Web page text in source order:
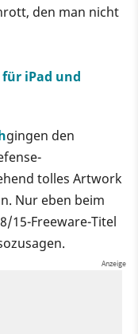
den man nicht
iPad und
gingen den
tolles Artwork
Nur eben beim
15-Freeware-Titel